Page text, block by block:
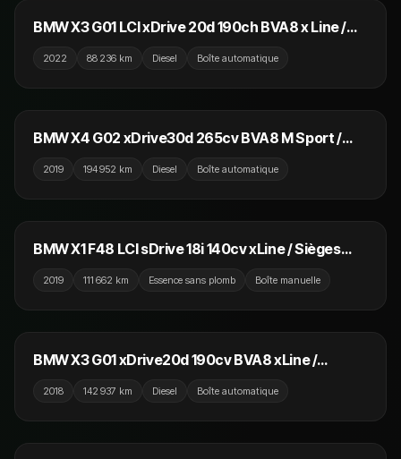
BMW X3 G01 LCI xDrive 20d 190ch BVA8 x Line /
2022 88 236 km Diesel Boîte automatique
28 990 €
BMW X4 G02 xDrive30d 265cv BVA8 M Sport /
2019 194 952 km Diesel Boîte automatique
17 990 €
BMW X1 F48 LCI sDrive 18i 140cv xLine / Sièges
2019 111 662 km Essence sans plomb Boîte manuelle
22 990 €
BMW X3 G01 xDrive20d 190cv BVA8 xLine /
2018 142 937 km Diesel Boîte automatique
42 990 €